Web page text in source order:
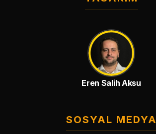
Eren Salih Aksu
SOSYAL MEDYA